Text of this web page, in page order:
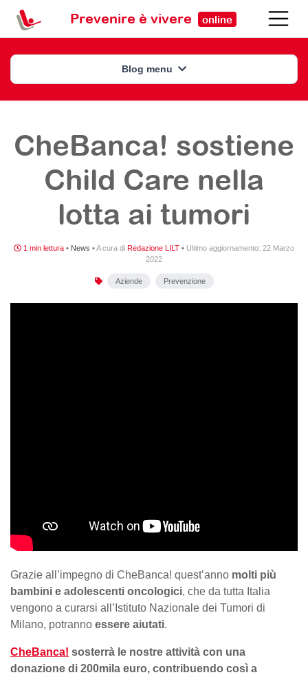
Prevenire è vivere online
Blog menu
CheBanca! sostiene
Child Care nella
lotta ai tumori
1 min lettura • News •A cura di Redazione LILT • Ultimo aggiornamento: 22 Marzo
2022
Aziende Prevenzione
Grazie all’impegno di CheBanca! quest’anno molti più
bambini e adolescenti oncologici, che da tutta Italia
vengono a curarsi all’Istituto Nazionale dei Tumori di
Milano, potranno essere aiutati.
CheBanca! sosterrà le nostre attività con una
donazione di 200mila euro, contribuendo così a